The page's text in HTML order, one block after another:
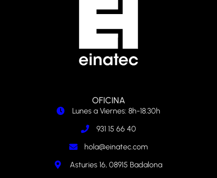
OFICINA
Lunes a Viernes: 8h-18.30h
931 15 66 40
hola@einatec.com
Asturies 16, 08915 Badalona